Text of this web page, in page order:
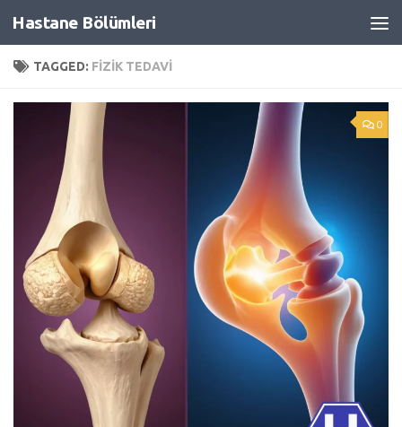
Skip to content
Hastane Bölümleri
TAGGED: FIZIK TEDAVI
0